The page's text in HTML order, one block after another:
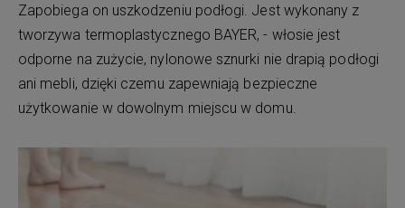
Zapobiega on uszkodzeniu podłogi. Jest wykonany z
tworzywa termoplastycznego BAYER, - włosie jest
odporne na zużycie, nylonowe sznurki nie drapią podłogi
ani mebli, dzięki czemu zapewniają bezpieczne
użytkowanie w dowolnym miejscu w domu.